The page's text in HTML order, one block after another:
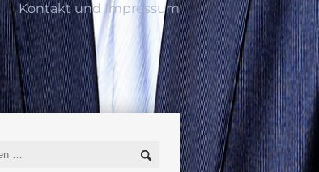
Kontakt und Impressum